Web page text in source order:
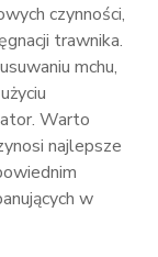
czynności,
trawnika.
mchu,
Warto
najlepsze
w